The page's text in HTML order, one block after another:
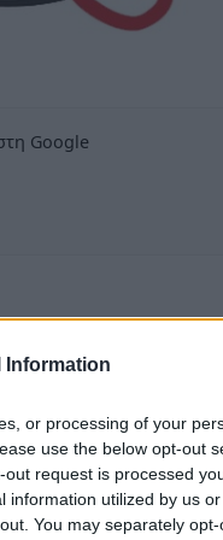
Information
or processing of your
use the below opt-out
request is processed
information utilized by us
You may separately
Google
πρόεδρος
με